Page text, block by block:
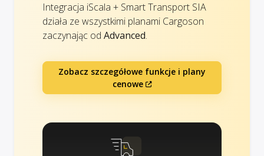
Integracja iScala + Smart Transport SIA
działa ze wszystkimi planami Cargoson
zaczynając od Advanced.
Zobacz szczegółowe funkcje i plany
cenowe